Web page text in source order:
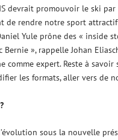
devrait promouvoir le ski
de rendre notre sport attractif
Yule prône des « inside
», rappelle Johan
comme expert. Reste à
les formats, aller vers de
sous la nouvelle